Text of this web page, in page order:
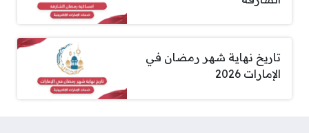
تاريخ نهاية شهر رمضان في
الإمارات 2026